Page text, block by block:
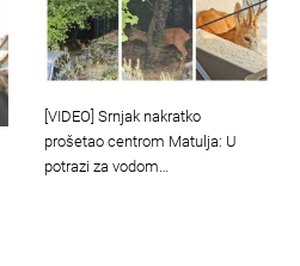
[VIDEO] Srnjak nakratko
prošetao centrom Matulja: U
potrazi za vodom…